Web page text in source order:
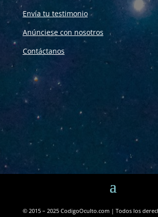
Envía tu testimonio
Anúnciese con nosotros
Contáctanos
© 2015 – 2025 CodigoOculto.com | Todos los